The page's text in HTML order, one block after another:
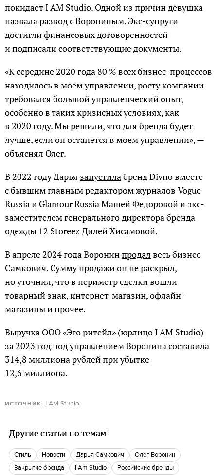
покидает I AM Studio. Одной из причин девушка
назвала развод с Ворониным. Экс-супруги
достигли финансовых договоренностей
и подписали соответствующие документы.
«К середине 2020 года 80 % всех бизнес-процессов
находилось в моем управлении, росту компании
требовался большой управленческий опыт,
особенно в таких кризисных условиях, как
в 2020 году. Мы решили, что для бренда будет
лучше, если он останется в моем управлении», —
объяснял Олег.
В 2022 году Дарья запустила бренд Divno вместе
с бывшим главным редактором журналов Vogue
Russia и Glamour Russia Машей Федоровой и экс-
заместителем генерального директора бренда
одежды 12 Storeez Дилей Хисамовой.
В апреле 2024 года Воронинпродал весь бизнес
Самкович. Сумму продажи он не раскрыл,
но уточнил, что в периметр сделки вошли
товарный знак, интернет-магазин, офлайн-
магазины и прочее.
Выручка ООО «Эго ритейл» (юрлицо I AM Studio)
за 2023 год под управлением Воронина составила
314,8 миллиона рублей при убытке
12,6 миллиона.
ИСТОЧНИК: I AM Studio
Другие статьи по темам
Стиль новости Дарья Самкович
Олег Воронин
закрытие бренда
I Am Studio российские бренды